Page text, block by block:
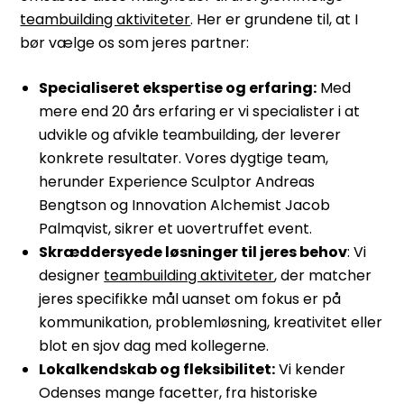
teambuilding aktiviteter. Her er grundene til, at I
bør vælge os som jeres partner:
Specialiseret ekspertise og erfaring: Med
mere end 20 års erfaring er vi specialister i at
udvikle og afvikle teambuilding, der leverer
konkrete resultater. Vores dygtige team,
herunder Experience Sculptor Andreas
Bengtson og Innovation Alchemist Jacob
Palmqvist, sikrer et uovertruffet event.
Skræddersyede løsninger til jeres behov: Vi
designer teambuilding aktiviteter, der matcher
jeres specifikke mål uanset om fokus er på
kommunikation, problemløsning, kreativitet eller
blot en sjov dag med kollegerne.
Lokalkendskab og fleksibilitet:Vi kender
Odenses mange facetter, fra historiske